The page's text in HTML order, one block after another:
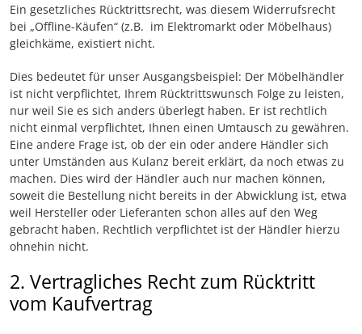
Ein gesetzliches Rücktrittsrecht, was diesem Widerrufsrecht
bei „Offline-Käufen“ (z.B. im Elektromarkt oder Möbelhaus)
gleichkäme, existiert nicht.
Dies bedeutet für unser Ausgangsbeispiel: Der Möbelhändler
ist nicht verpflichtet, Ihrem Rücktrittswunsch Folge zu leisten,
nur weil Sie es sich anders überlegt haben. Er ist rechtlich
nicht einmal verpflichtet, Ihnen einen Umtausch zu gewähren.
Eine andere Frage ist, ob der ein oder andere Händler sich
unter Umständen aus Kulanz bereit erklärt, da noch etwas zu
machen. Dies wird der Händler auch nur machen können,
soweit die Bestellung nicht bereits in der Abwicklung ist, etwa
weil Hersteller oder Lieferanten schon alles auf den Weg
gebracht haben. Rechtlich verpflichtet ist der Händler hierzu
ohnehin nicht.
2. Vertragliches Recht zum Rücktritt
vom Kaufvertrag